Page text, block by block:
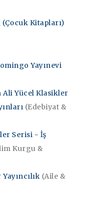
Kitapları)
Yayınevi
Ali Yücel Klasikler
(Edebiyat &
Serisi - İş
Kurgu &
(Aile &